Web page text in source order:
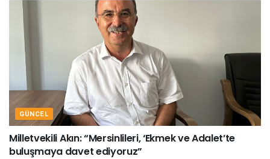
GÜNCEL
Milletvekili Akın: “Mersinlileri, ‘Ekmek ve Adalet’te
buluşmaya davet ediyoruz”